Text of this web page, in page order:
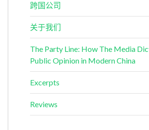
跨国公司
关于我们
The Party Line: How The Media
Public Opinion in Modern China
Excerpts
Reviews